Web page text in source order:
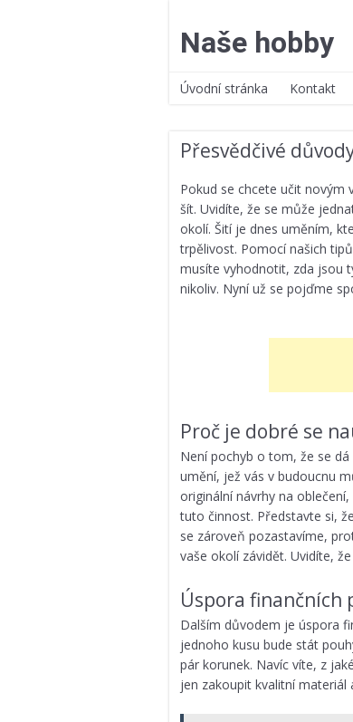
obsahu
Naše hobby
Úvodní stránka Kontakt
Přesvědčivé
Pokud se chcete učit
šít. Uvidíte, že se může
okolí. Šití je dnes uměním,
trpělivost. Pomocí našich
musíte vyhodnotit, zda jsou
nikoliv. Nyní už se pojďme
Proč je dobré se
Není pochyb o tom, že se
umění, jež vás v budoucnu
originální návrhy na
tuto činnost. Představte si,
se zároveň pozastavíme,
vaše okolí závidět. Uvidíte,
Úspora finančních
Dalším důvodem je úspora
jednoho kusu bude stát
pár korunek. Navíc víte, z
jen zakoupit kvalitní